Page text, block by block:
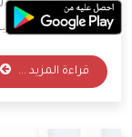
هيتاشي المنزلية،
العلامات
بعد البيع
بها وبما تنتجه،
قراءة المزيد ...